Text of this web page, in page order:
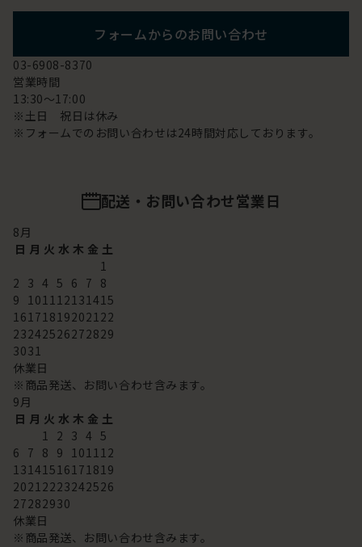
フォームからのお問い合わせ
03-6908-8370
営業時間
13:30～17:00
※土日 祝日は休み
※フォームでのお問い合わせは24時間対応しております。
配送・お問い合わせ営業日
8月
日 月 火 水 木 金 土
1
2 3 4 5 6 7 8
9 101112131415
16171819202122
23242526272829
3031
休業日
※商品発送、お問い合わせ含みます。
9月
日 月 火 水 木 金 土
1 2 3 4 5
6 7 8 9 101112
13141516171819
20212223242526
27282930
休業日
※商品発送、お問い合わせ含みます。